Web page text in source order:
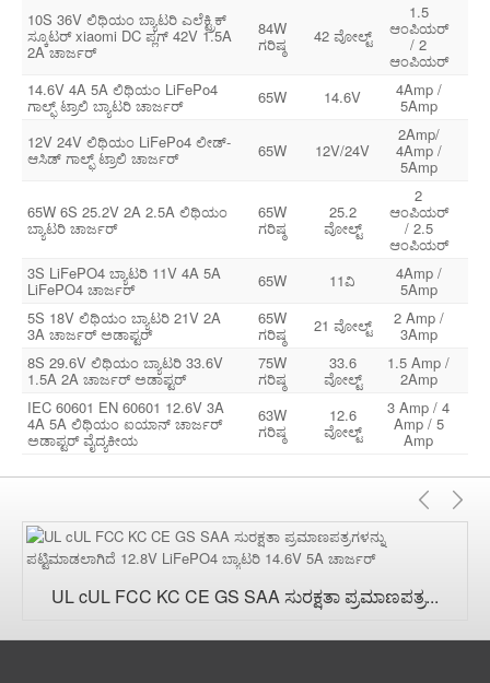
10S 36V ಲಿಥಿಯಂ ಬ್ಯಾಟರಿ ಎಲೆಕ್ಟ್ರಿಕ್
ಸ್ಕೂಟರ್ xiaomi DC ಪ್ಲಗ್ 42V 1.5A
2A ಚಾರ್ಜರ್
84W
ಗರಿಷ್ಠ 42 ವೋಲ್ಟ್
1.5
ಆಂಪಿಯರ್
/ 2
ಆಂಪಿಯರ್
14.6V 4A 5A ಲಿಥಿಯಂ LiFePo4
ಗಾಲ್ಫ್ ಟ್ರಾಲಿ ಬ್ಯಾಟರಿ ಚಾರ್ಜರ್ 65W 14.6V 4Amp /
5Amp
12V 24V ಲಿಥಿಯಂ LiFePo4 ಲೀಡ್-
ಆಸಿಡ್ ಗಾಲ್ಫ್ ಟ್ರಾಲಿ ಚಾರ್ಜರ್ 65W 12V/24V
2Amp/
4Amp /
5Amp
65W 6S 25.2V 2A 2.5A ಲಿಥಿಯಂ
ಬ್ಯಾಟರಿ ಚಾರ್ಜರ್
65W
ಗರಿಷ್ಠ
25.2
ವೋಲ್ಟ್
2
ಆಂಪಿಯರ್
/ 2.5
ಆಂಪಿಯರ್
3S LiFePO4 ಬ್ಯಾಟರಿ 11V 4A 5A
LiFePO4 ಚಾರ್ಜರ್ 65W 11ವಿ 4Amp /
5Amp
5S 18V ಲಿಥಿಯಂ ಬ್ಯಾಟರಿ 21V 2A
3A ಚಾರ್ಜರ್ ಅಡಾಪ್ಟರ್
65W
ಗರಿಷ್ಠ 21 ವೋಲ್ಟ್ 2 Amp /
3Amp
8S 29.6V ಲಿಥಿಯಂ ಬ್ಯಾಟರಿ 33.6V
1.5A 2A ಚಾರ್ಜರ್ ಅಡಾಪ್ಟರ್
75W
ಗರಿಷ್ಠ
33.6
ವೋಲ್ಟ್
1.5 Amp /
2Amp
IEC 60601 EN 60601 12.6V 3A
4A 5A ಲಿಥಿಯಂ ಐಯಾನ್ ಚಾರ್ಜರ್
ಅಡಾಪ್ಟರ್ ವೈದ್ಯಕೀಯ
63W
ಗರಿಷ್ಠ
12.6
ವೋಲ್ಟ್
3 Amp / 4
Amp / 5
Amp
UL cUL FCC KC CE GS SAA ಸುರಕ್ಷತಾ ಪ್ರಮಾಣಪತ್ರ...